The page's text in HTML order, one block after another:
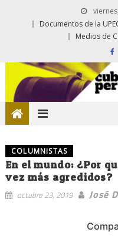
Documentos de la
Medios de
COLUMNISTAS
En el mundo: ¿Por
vez más agredidos?
octubre 23, 2019 José